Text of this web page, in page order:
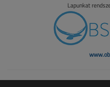
Lapunkat